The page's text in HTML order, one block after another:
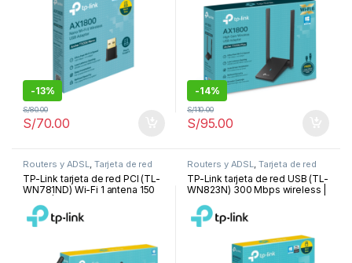
-13%
S/70.00
S/80.00
-14%
S/95.00
S/110.00
Routers y ADSL, Tarjeta de red
TP-Link tarjeta de red PCI (TL-
WN781ND) Wi-Fi 1 antena 150
Routers y ADSL, Tarjeta de red
TP-Link tarjeta de red USB (TL-
WN823N) 300 Mbps wireless |